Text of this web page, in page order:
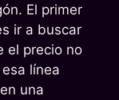
El primer
ir a buscar
el precio no
línea
una